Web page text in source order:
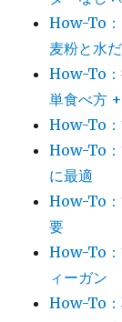
How-To：
麦粉と水
How-To：
単食べ方
How-To：
How-To：
に最適
How-To：
要
How-To：
ィーガン
How-To：